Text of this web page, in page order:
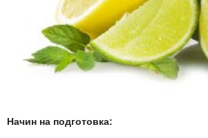
Начин на подготовка: